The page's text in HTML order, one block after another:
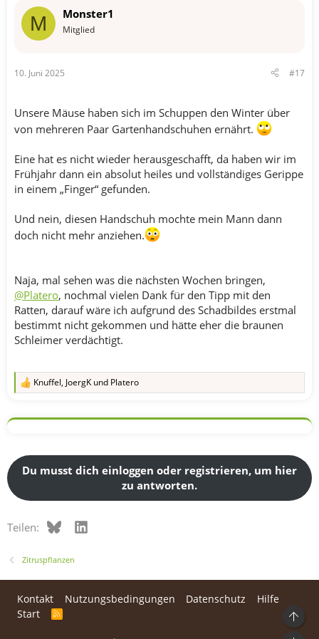
o
:
M Monster1
Mitglied
10. Juni 2025 #17
Unsere Mäuse haben sich im Schuppen den Winter über
von mehreren Paar Gartenhandschuhen ernährt.
Eine hat es nicht wieder herausgeschafft, da haben wir im
Frühjahr dann ein absolut heiles und vollständiges Gerippe
in einem „Finger“ gefunden.
Und nein, diesen Handschuh mochte mein Mann dann
doch nicht mehr anziehen.
Naja, mal sehen was die nächsten Wochen bringen,
@Platero, nochmal vielen Dank für den Tipp mit den
Ratten, darauf wäre ich aufgrund des Schadbildes erstmal
bestimmt nicht gekommen und hätte eher die braunen
Schleimer verdächtigt.
R
k
o
n
e
:
Knuffel, JoergK und Platero
Du musst dich einloggen oder registrieren, um hier
zu antworten.
Teilen: BlueskyLinkedIn
Zitruspflanzen
Kontakt Nutzungsbedingungen Datenschutz
Hilfe
Start
R